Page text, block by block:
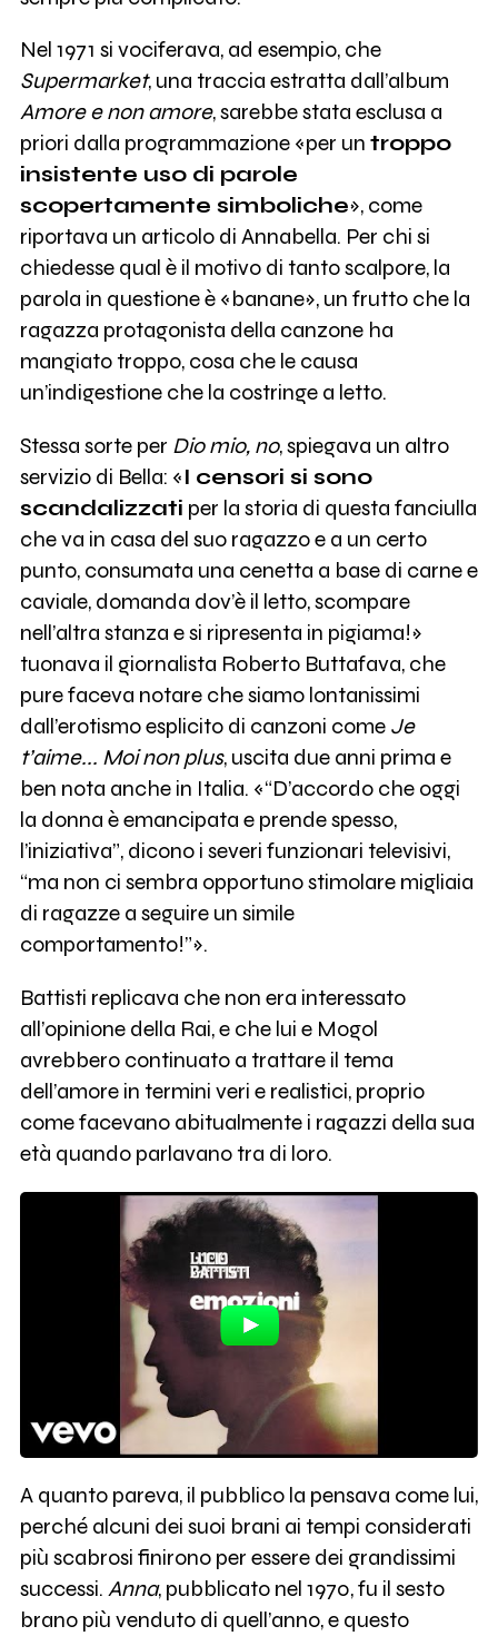
Nel 1971 si vociferava, ad esempio, che
Supermarket, una traccia estratta dall’album
Amore e non amore, sarebbe stata esclusa a
priori dalla programmazione «per un troppo
insistente uso di parole
scopertamente simboliche», come
riportava un articolo di Annabella. Per chi si
chiedesse qual è il motivo di tanto scalpore, la
parola in questione è «banane», un frutto che la
ragazza protagonista della canzone ha
mangiato troppo, cosa che le causa
un’indigestione che la costringe a letto.
Stessa sorte per Dio mio, no, spiegava un altro
servizio di Bella: «I censori si sono
scandalizzati per la storia di questa fanciulla
che va in casa del suo ragazzo e a un certo
punto, consumata una cenetta a base di carne e
caviale, domanda dov’è il letto, scompare
nell’altra stanza e si ripresenta in pigiama!»
tuonava il giornalista Roberto Buttafava, che
pure faceva notare che siamo lontanissimi
dall’erotismo esplicito di canzoni come Je
t’aime... Moi non plus, uscita due anni prima e
ben nota anche in Italia. «“D’accordo che oggi
la donna è emancipata e prende spesso,
l’iniziativa”, dicono i severi funzionari televisivi,
“ma non ci sembra opportuno stimolare migliaia
di ragazze a seguire un simile
comportamento!”».
Battisti replicava che non era interessato
all’opinione della Rai, e che lui e Mogol
avrebbero continuato a trattare il tema
dell’amore in termini veri e realistici, proprio
come facevano abitualmente i ragazzi della sua
età quando parlavano tra di loro.
A quanto pareva, il pubblico la pensava come lui,
perché alcuni dei suoi brani ai tempi considerati
più scabrosi finirono per essere dei grandissimi
successi. Anna, pubblicato nel 1970, fu il sesto
brano più venduto di quell’anno, e questo